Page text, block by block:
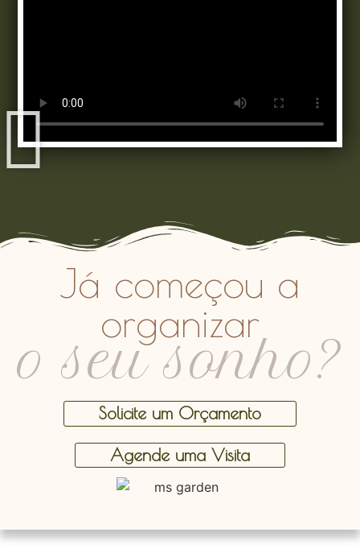
Já começou a
organizar
o seu sonho?
Solicite um Orçamento
Agende uma Visita